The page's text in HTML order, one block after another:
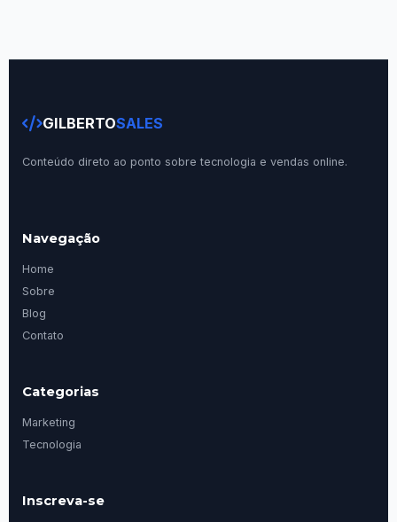
GILBERTOSALES
Conteúdo direto ao ponto sobre tecnologia e vendas online.
Navegação
Home
Sobre
Blog
Contato
Categorias
Marketing
Tecnologia
Inscreva-se